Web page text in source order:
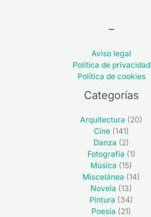
–
Aviso legal
Política de privacidad
Política de cookies
Categorías
Arquitectura (20)
Cine(141)
Danza (2)
Fotografía (1)
Música (15)
Miscelánea (14)
Novela (13)
Pintura (34)
Poesía (21)